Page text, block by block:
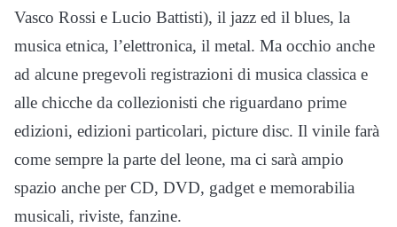
Vasco Rossi e Lucio Battisti), il jazz ed il blues, la
musica etnica, l’elettronica, il metal. Ma occhio anche
ad alcune pregevoli registrazioni di musica classica e
alle chicche da collezionisti che riguardano prime
edizioni, edizioni particolari, picture disc. Il vinile farà
come sempre la parte del leone, ma ci sarà ampio
spazio anche per CD, DVD, gadget e memorabilia
musicali, riviste, fanzine.